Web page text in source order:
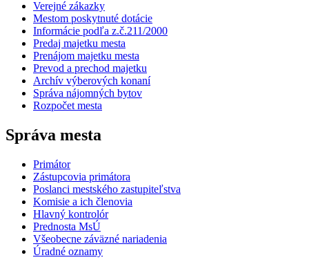
Verejné zákazky
Mestom poskytnuté dotácie
Informácie podľa z.č.211/2000
Predaj majetku mesta
Prenájom majetku mesta
Prevod a prechod majetku
Archív výberových konaní
Správa nájomných bytov
Rozpočet mesta
Správa mesta
Primátor
Zástupcovia primátora
Poslanci mestského zastupiteľstva
Komisie a ich členovia
Hlavný kontrolór
Prednosta MsÚ
Všeobecne záväzné nariadenia
Úradné oznamy